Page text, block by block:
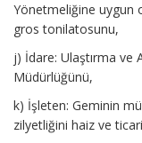
Yönetmeliğine uygun
gros tonilatosunu,
j) İdare: Ulaştırma ve
Müdürlüğünü,
k) İşleten: Geminin
zilyetliğini haiz ve